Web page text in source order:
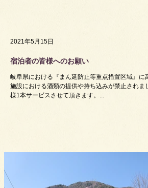
宿泊者の皆様へのお願い
岐阜県における『まん延防止等重点措置区域』
施設における酒類の提供や持ち込みが禁止され
様1本サービスさせて頂きます。...
2021年5月15日